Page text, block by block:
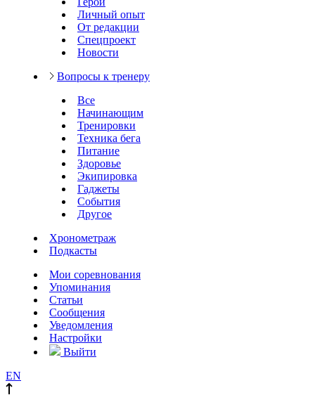
Личный опыт
От редакции
Спецпроект
Новости
Вопросы к тренеру
Все
Начинающим
Тренировки
Техника бега
Питание
Здоровье
Экипировка
Гаджеты
События
Другое
Хронометраж
Подкасты
Мои соревнования
Упоминания
Статьи
Сообщения
Уведомления
Настройки
Выйти
EN